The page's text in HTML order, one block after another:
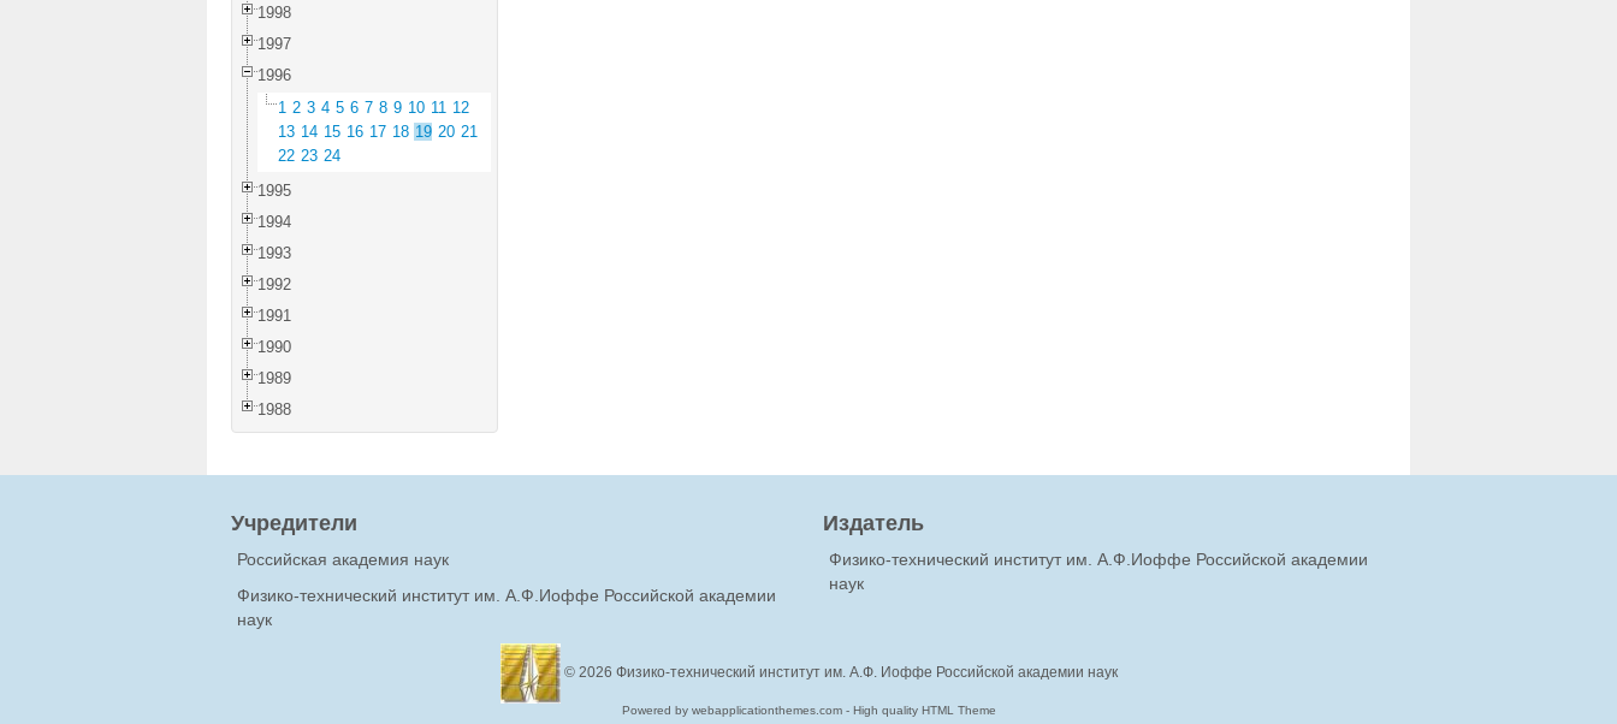
1998
1997
1996
1 2 3 4 5 6 7 8 9 10 11 12
13 14 15 16 17 18 19 20 21
22 23 24
1995
1994
1993
1992
1991
1990
1989
1988
Учредители
Российская академия наук
Физико-технический институт им. А.Ф.Иоффе Российской академии
наук
Издатель
Физико-технический институт им. А.Ф.Иоффе Российской академии
наук
© 2026 Физико-технический институт им. А.Ф. Иоффе Российской академии наук
Powered by webapplicationthemes.com - High quality HTML Theme